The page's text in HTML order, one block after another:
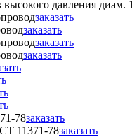
высокого давления диам.
заказать
заказать
заказать
заказать
78заказать
11371-78заказать